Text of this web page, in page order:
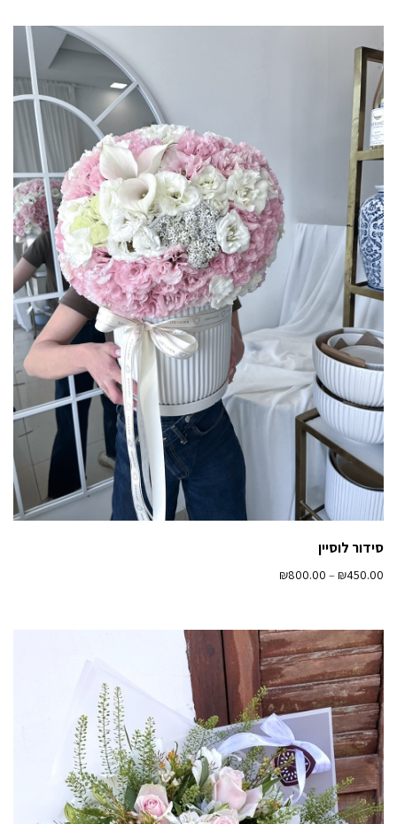
סידור לוסיין
₪450.00
–
₪800.00